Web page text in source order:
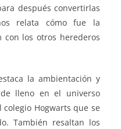
después convertirlas
relata cómo fue la
con los otros herederos
la ambientación y
lleno en el universo
Hogwarts que se
También resaltan los